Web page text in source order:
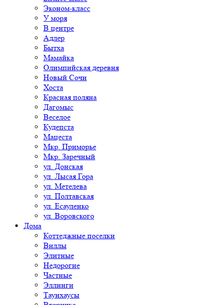
Эконом-класс
У моря
В центре
Адлер
Бытха
Мамайка
Олимпийская деревня
Новый Сочи
Хоста
Красная поляна
Дагомыс
Веселое
Кудепста
Мацеста
Мкр. Приморье
Мкр. Заречный
ул. Донская
ул. Лысая Гора
ул. Метелева
ул. Полтавская
ул. Есауленко
ул. Воровского
Дома
Коттеджные поселки
Виллы
Элитные
Недорогие
Частные
Эллинги
Таунхаусы